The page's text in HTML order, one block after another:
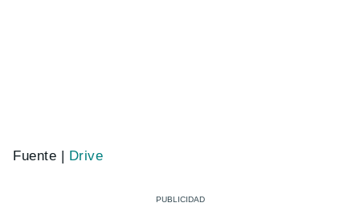
Fuente | Drive